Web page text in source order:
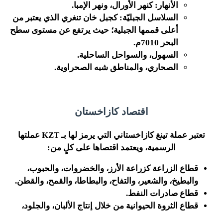
الأنهار: كنهر الأورال، ونهر الإمبا.
السلاسل الجبليّة: كجبل خان تنغري الذي يعتبر من
أعلى قممها الجبلية؛ حيث يرتفع عن مستوى سطح
البحر 7010م.
السهول، والسواحل الساحلية.
الصحاري، والمناطق شبه الصحراوية.
اقتصاد كازاخستان
تعتبر عملة تينغ كازاخستاني التي يرمز لها بـ KZT عملتها
الرسمية، ويعتمد اقتصاها على كلٍ من:
قطاع الزراعة كزراعة الأرز، والخضروات، والحبوب،
والبطيخ، والشعير، والتفاح، والبطاطا، والقمح، والقطن.
قطاع صادرات النفط.
قطاع الثروة الحيوانية من خلال إنتاج الألبان، والجلود،